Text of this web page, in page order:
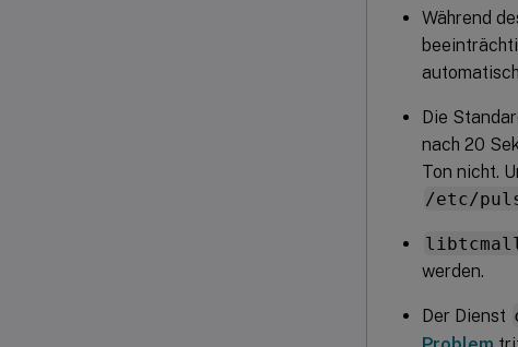
Während
Die
nach 20
Ton nicht.
/etc/
werden.
Der Dienst